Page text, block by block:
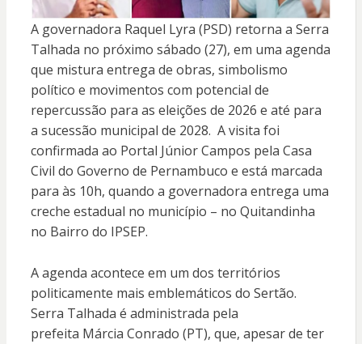
A governadora Raquel Lyra (PSD) retorna a Serra
Talhada no próximo sábado (27), em uma agenda
que mistura entrega de obras, simbolismo
político e movimentos com potencial de
repercussão para as eleições de 2026 e até para
a sucessão municipal de 2028. A visita foi
confirmada ao Portal Júnior Campos pela Casa
Civil do Governo de Pernambuco e está marcada
para às 10h, quando a governadora entrega uma
creche estadual no município – no Quitandinha
no Bairro do IPSEP.
A agenda acontece em um dos territórios
politicamente mais emblemáticos do Sertão.
Serra Talhada é administrada pela
prefeita Márcia Conrado (PT), que, apesar de ter